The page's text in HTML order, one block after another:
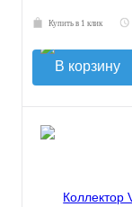
Купить в 1 клик